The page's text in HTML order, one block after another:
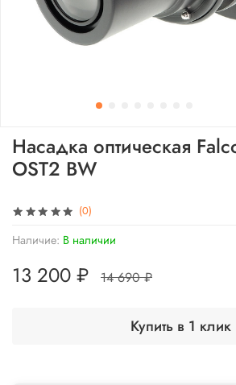
(0)
Наличие: В наличии
Насадка оптическая
OST2 BW
13 200 ₽ 14 690 ₽
Купить в 1 клик